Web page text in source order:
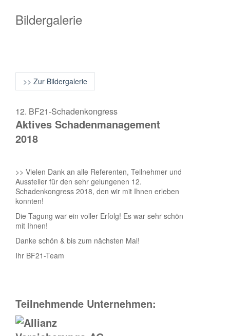
Bildergalerie
>> Zur Bildergalerie
12. BF21-Schadenkongress
Aktives Schadenmanagement
2018
>> Vielen Dank an alle Referenten, Teilnehmer und
Aussteller für den sehr gelungenen 12.
Schadenkongress 2018, den wir mit Ihnen erleben
konnten!
Die Tagung war ein voller Erfolg! Es war sehr schön
mit Ihnen!
Danke schön & bis zum nächsten Mal!
Ihr BF21-Team
Teilnehmende Unternehmen: